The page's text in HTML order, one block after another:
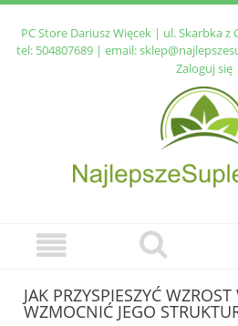
PC Store Dariusz Więcek | ul. Skarbka z
tel: 504807689| email:
Zaloguj się
JAK PRZYSPIESZYĆ
WZMOCNIĆ JEGO